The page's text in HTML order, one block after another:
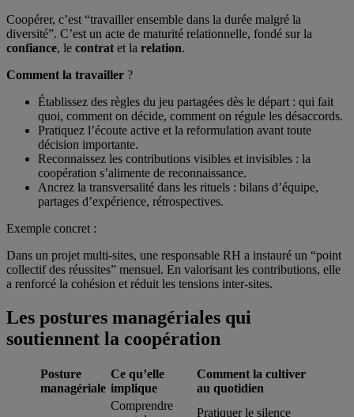
Coopérer, c’est “travailler ensemble dans la durée malgré la
diversité”. C’est un acte de maturité relationnelle, fondé sur la
confiance, le contrat et la relation.
Comment la travailler ?
Établissez des règles du jeu partagées dès le départ : qui fait
quoi, comment on décide, comment on régule les désaccords.
Pratiquez l’écoute active et la reformulation avant toute
décision importante.
Reconnaissez les contributions visibles et invisibles : la
coopération s’alimente de reconnaissance.
Ancrez la transversalité dans les rituels : bilans d’équipe,
partages d’expérience, rétrospectives.
Exemple concret :
Dans un projet multi-sites, une responsable RH a instauré un “point
collectif des réussites” mensuel. En valorisant les contributions, elle
a renforcé la cohésion et réduit les tensions inter-sites.
Les postures managériales qui
soutiennent la coopération
Posture
managériale
Ce qu’elle
implique
Comment la cultiver
au quotidien
Comprendre
Pratiquer le silence